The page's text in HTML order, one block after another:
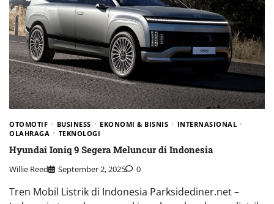
OTOMOTIF BUSINESS EKONOMI & BISNIS
INTERNASIONAL
OLAHRAGA
TEKNOLOGI
Hyundai Ioniq 9 Segera Meluncur di Indonesia
Willie Reed September 2, 2025 0
Tren Mobil Listrik di Indonesia Parksidediner.net –